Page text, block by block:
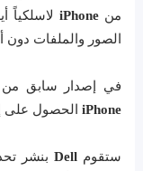
منiPhone لاسلكياً
الصور والملفات دون
في إصدار سابق من
iPhone الحصول على
ستقوم Dell بنشر